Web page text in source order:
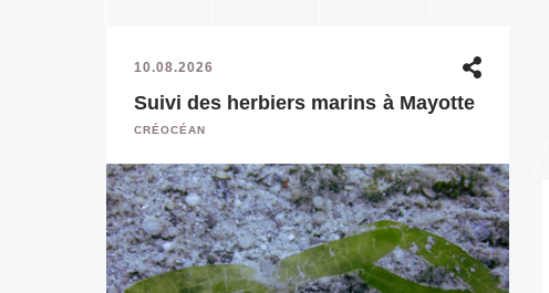
10.08.2026
Suivi des herbiers marins à Mayotte
CRÉOCÉAN